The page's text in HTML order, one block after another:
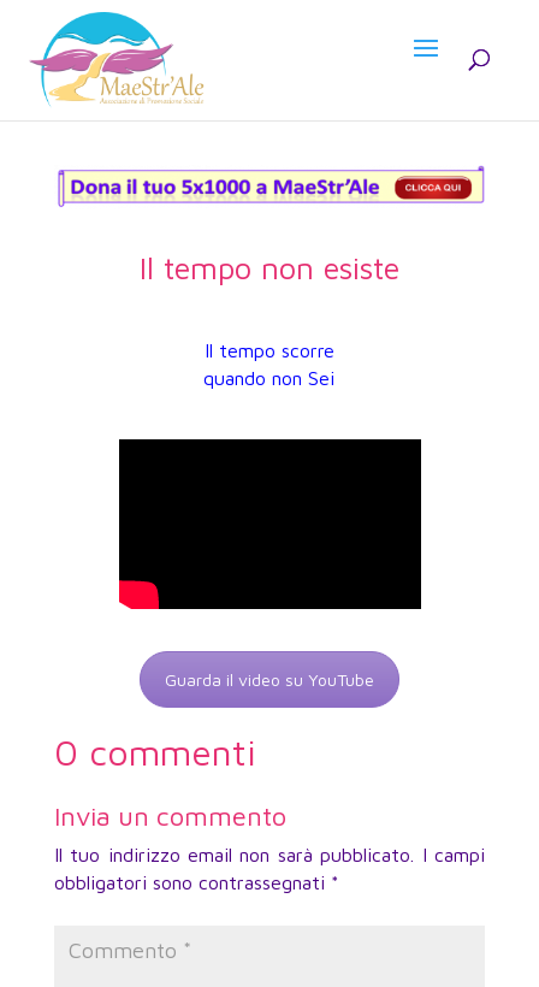
Il tempo non esiste
Il tempo scorre
quando non Sei
Guarda il video su YouTube
0 commenti
Invia un commento
Il tuo indirizzo email non sarà pubblicato.
I campi
obbligatori sono contrassegnati *